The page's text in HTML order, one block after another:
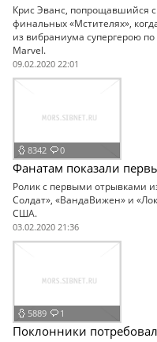
Крис Эванс, попрощавшийся
финальных «Мстителях»,
из вибраниума супергерою
Marvel.
09.02.2020 22:01
8342 0
Фанатам показали
Ролик с первыми отрывками
Солдат», «ВандаВижен» и
США.
03.02.2020 21:36
5889 1
Поклонники